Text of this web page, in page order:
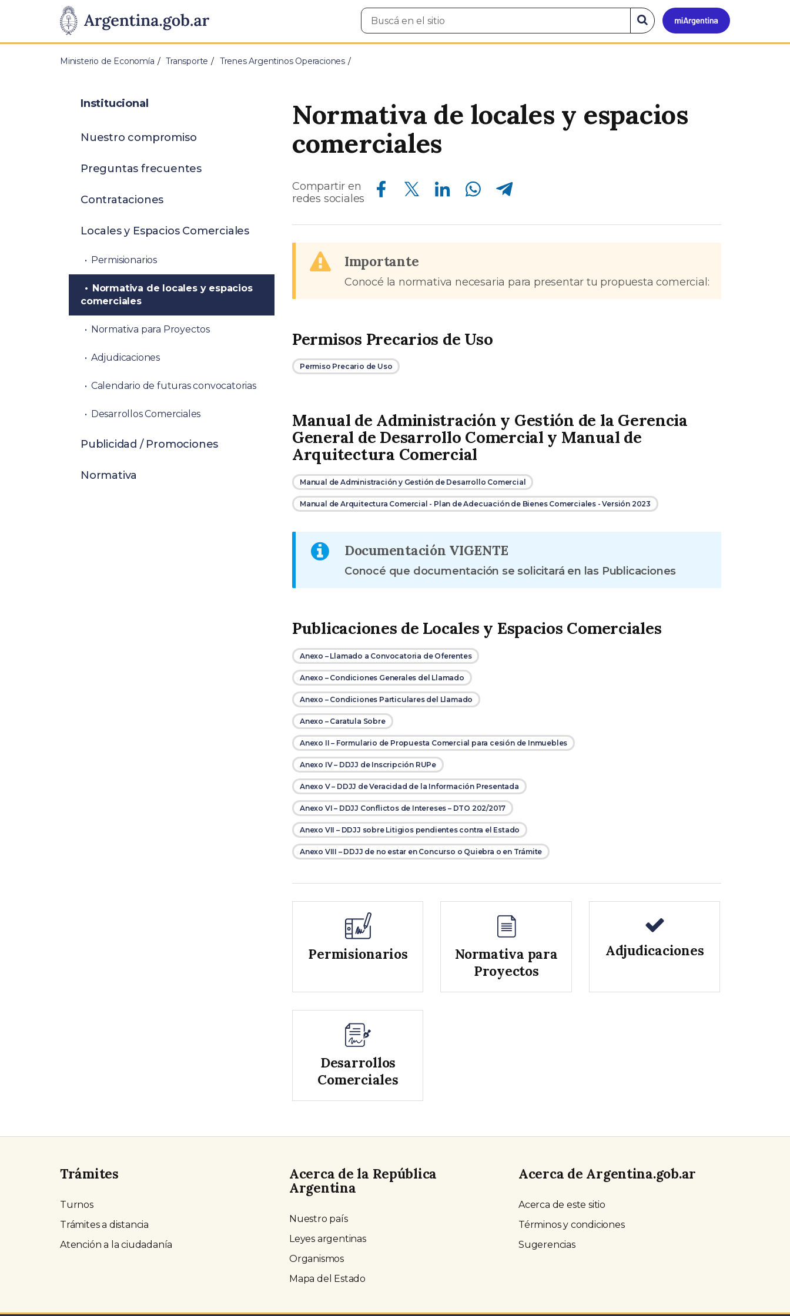
Presidencia
de
Pasar al contenido principal
Mi
Buscar
en
Buscar
en
el
Ministerio de Economía Transporte Trenes Argentinos Operaciones
Normativa de locales y espacios
comerciales
Compartir en
redes sociales
Compartir en Facebook Compartir en Twitter Compartir en Linkedin Compartir en Whatsapp Compartir en Telegram
Importante
Conocé la normativa necesaria para presentar tu propuesta comercial:
Permisos Precarios de Uso
Permiso Precario de Uso
Manual de Administración y Gestión de la Gerencia
General de Desarrollo Comercial y Manual de
Arquitectura Comercial
Manual de Administración y Gestión de Desarrollo Comercial
Manual de Arquitectura Comercial - Plan de Adecuación de Bienes Comerciales - Versión 2023
Documentación VIGENTE
Conocé que documentación se solicitará en las Publicaciones
Publicaciones de Locales y Espacios Comerciales
Anexo – Llamado a Convocatoria de Oferentes
Anexo – Condiciones Generales del Llamado
Anexo – Condiciones Particulares del Llamado
Anexo – Caratula Sobre
Anexo II – Formulario de Propuesta Comercial para cesión de Inmuebles
Anexo IV – DDJJ de Inscripción RUPe
Anexo V – DDJJ de Veracidad de la Información Presentada
Anexo VI – DDJJ Conflictos de Intereses – DTO 202/2017
Anexo VII – DDJJ sobre Litigios pendientes contra el Estado
Anexo VIII – DDJJ de no estar en Concurso o Quiebra o en Trámite
Permisionarios
Normativa para
Proyectos
Adjudicaciones
Desarrollos
Comerciales
Institucional
Nuestro compromiso
Preguntas frecuentes
Contrataciones
Locales y Espacios Comerciales
Permisionarios
Normativa de locales y espacios
comerciales
Normativa para Proyectos
Adjudicaciones
Calendario de futuras convocatorias
Desarrollos Comerciales
Publicidad / Promociones
Normativa
Trámites
Turnos
Trámites a distancia
Atención a la ciudadanía
Acerca de la República
Argentina
Nuestro país
Leyes argentinas
Organismos
Mapa del Estado
Acerca de Argentina.gob.ar
Acerca de este sitio
Términos y condiciones
Sugerencias